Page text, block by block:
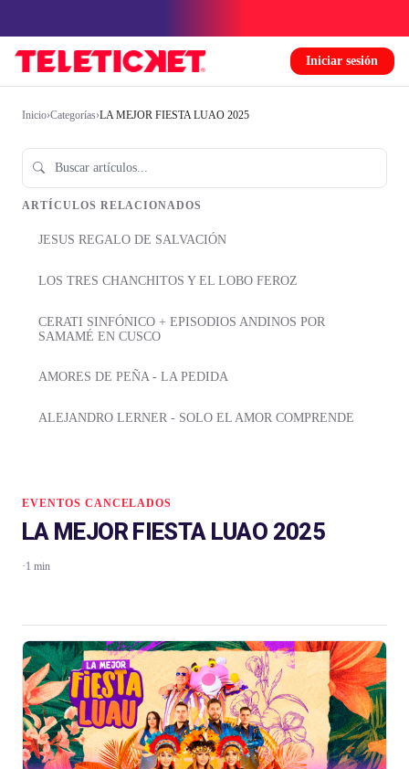
Iniciar sesión
Inicio›Categorías›LA MEJOR FIESTA LUAO 2025
ARTÍCULOS RELACIONADOS
JESUS REGALO DE SALVACIÓN
LOS TRES CHANCHITOS Y EL LOBO FEROZ
CERATI SINFÓNICO + EPISODIOS ANDINOS POR
SAMAMÉ EN CUSCO
AMORES DE PEÑA - LA PEDIDA
ALEJANDRO LERNER - SOLO EL AMOR COMPRENDE
EVENTOS CANCELADOS
LA MEJOR FIESTA LUAO 2025
·1 min